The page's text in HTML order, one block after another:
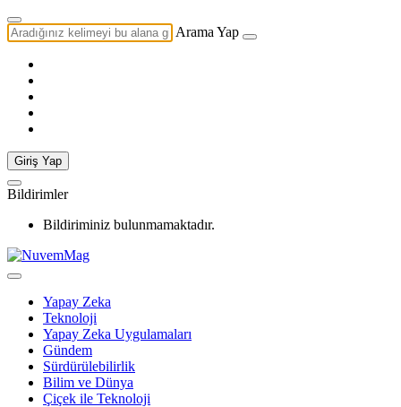
Arama Yap
Giriş Yap
Bildirimler
Bildiriminiz bulunmamaktadır.
Yapay Zeka
Teknoloji
Yapay Zeka Uygulamaları
Gündem
Sürdürülebilirlik
Bilim ve Dünya
Çiçek ile Teknoloji